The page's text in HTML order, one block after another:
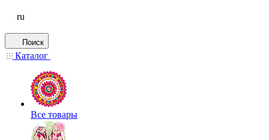
ru
Поиск
Каталог
Все товары